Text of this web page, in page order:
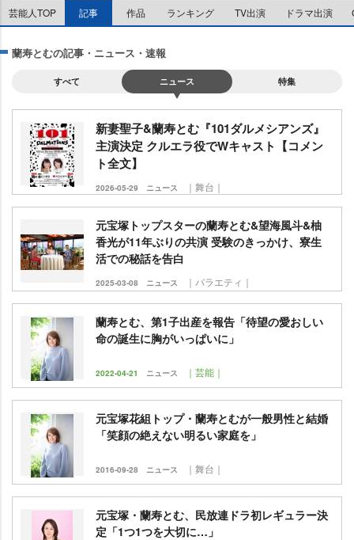
芸能人TOP 記事 作品 ランキング TV出演 ドラマ出演
蘭寿とむの記事・ニュース・速報
すべて ニュース 特集
新妻聖子&蘭寿とむ『101ダルメシアンズ』
主演決定 クルエラ役でWキャスト【コメン
ト全文】
2026-05-29 ニュース ｜舞台｜
元宝塚トップスターの蘭寿とむ&望海風斗&柚
香光が11年ぶりの共演 受験のきっかけ、寮生
活での秘話を告白
2025-03-08 ニュース ｜バラエティ｜
蘭寿とむ、第1子出産を報告「待望の愛おしい
命の誕生に胸がいっぱいに」
2022-04-21 ニュース ｜芸能｜
元宝塚花組トップ・蘭寿とむが一般男性と結婚
「笑顔の絶えない明るい家庭を」
2016-09-28 ニュース ｜舞台｜
元宝塚・蘭寿とむ、民放連ドラ初レギュラー決
定「1つ1つを大切に…」